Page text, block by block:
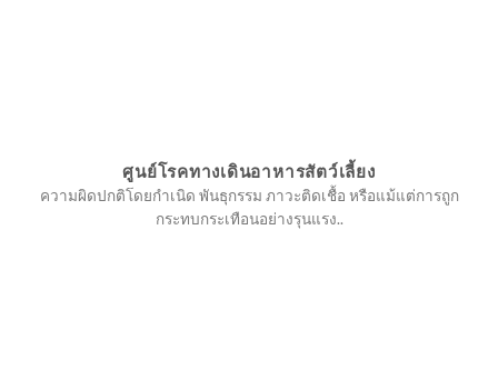
ศูนย์โรคทางเดินอาหารสัตว์เลี้ยง
ความผิดปกติโดยกำเนิด พันธุกรรม ภาวะติดเชื้อ หรือแม้แต่การถูก
กระทบกระเทือนอย่างรุนแรง..